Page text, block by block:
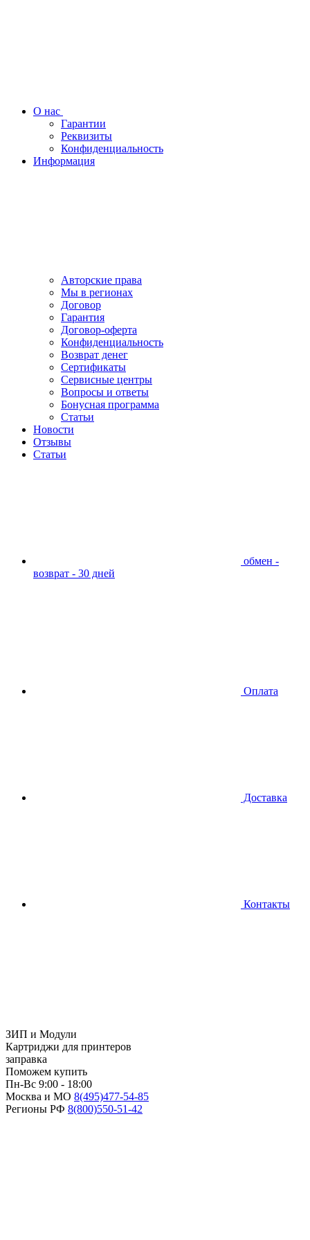
О нас
Гарантии
Реквизиты
Конфиденциальность
Информация
Авторские права
Мы в регионах
Договор
Гарантия
Договор-оферта
Конфиденциальность
Возврат денег
Сертификаты
Сервисные центры
Вопросы и ответы
Бонусная программа
Статьи
Новости
Отзывы
Статьи
обмен -
возврат - 30 дней
Оплата
Доставка
Контакты
ЗИП и Модули
Картриджи для принтеров
заправка
Поможем купить
Пн-Вс 9:00 - 18:00
Москва и МО 8(495)477-54-85
Регионы РФ 8(800)550-51-42